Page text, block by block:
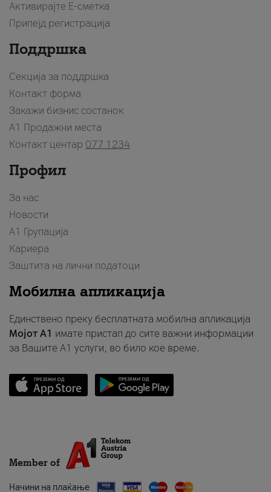
Активирајте Е-сметка
Припејд регистрација
Поддршка
Секција за поддршка
Контакт форма
Закажи бизнис состанок
A1 Продажни места
Контакт центар 077 1234
Профил
За нас
Новости
А1 Групација
Кариера
Заштита на лични податоци
Мобилна апликација
Единствено преку бесплатната мобилна апликација
Мојот A1 имате пристап до сите важни информации
за Вашите A1 услуги, во било кое време.
Member of
Начини на плаќање